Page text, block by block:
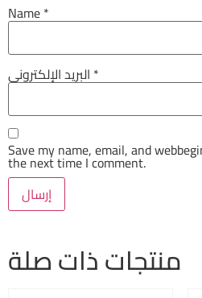
Name*
*
Save my name, email, and
the next time I comment.
منتجات ذات صلة